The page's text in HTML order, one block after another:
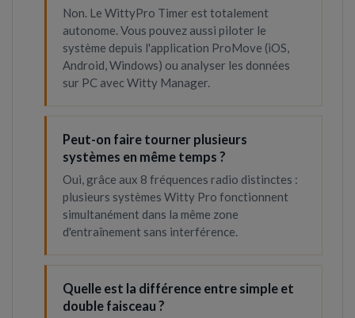
Non. Le WittyPro Timer est totalement
autonome. Vous pouvez aussi piloter le
système depuis l'application ProMove (iOS,
Android, Windows) ou analyser les données
sur PC avec Witty Manager.
Peut-on faire tourner plusieurs
systèmes en même temps ?
Oui, grâce aux 8 fréquences radio distinctes :
plusieurs systèmes Witty Pro fonctionnent
simultanément dans la même zone
d'entraînement sans interférence.
Quelle est la différence entre simple et
double faisceau ?